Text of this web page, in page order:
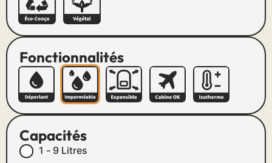
Fonctionnalités
Capacités
1 - 9 Litres